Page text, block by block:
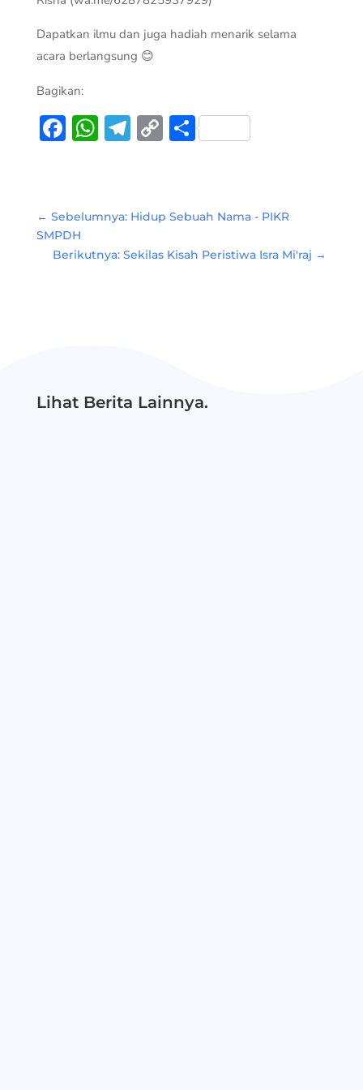
Dapatkan ilmu dan juga hadiah menarik selama
acara berlangsung 😊
Bagikan:
Facebook
WhatsApp
Telegram
CopyShare
← Sebelumnya: Hidup Sebuah Nama - PIKR
SMPDH
Berikutnya: Sekilas Kisah Peristiwa Isra Mi'raj →
Lihat Berita Lainnya.